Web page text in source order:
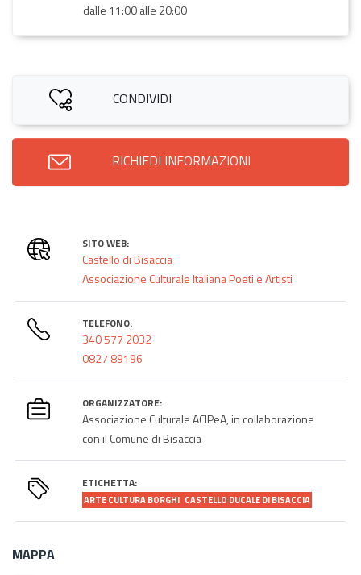
dalle 11:00 alle 20:00
CONDIVIDI
RICHIEDI INFORMAZIONI
SITO WEB:
Castello di Bisaccia
Associazione Culturale Italiana Poeti e Artisti
TELEFONO:
340 577 2032
0827 89196
ORGANIZZATORE:
Associazione Culturale ACIPeA, in collaborazione
con il Comune di Bisaccia
ETICHETTA:
ARTE CULTURA BORGHI CASTELLO DUCALE DI BISACCIA
MAPPA